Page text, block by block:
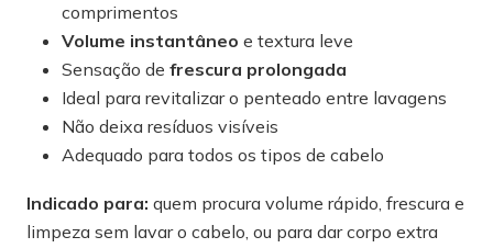
comprimentos
Volume instantâneo e textura leve
Sensação de frescura prolongada
Ideal para revitalizar o penteado entre lavagens
Não deixa resíduos visíveis
Adequado para todos os tipos de cabelo
Indicado para: quem procura volume rápido, frescura e
limpeza sem lavar o cabelo, ou para dar corpo extra